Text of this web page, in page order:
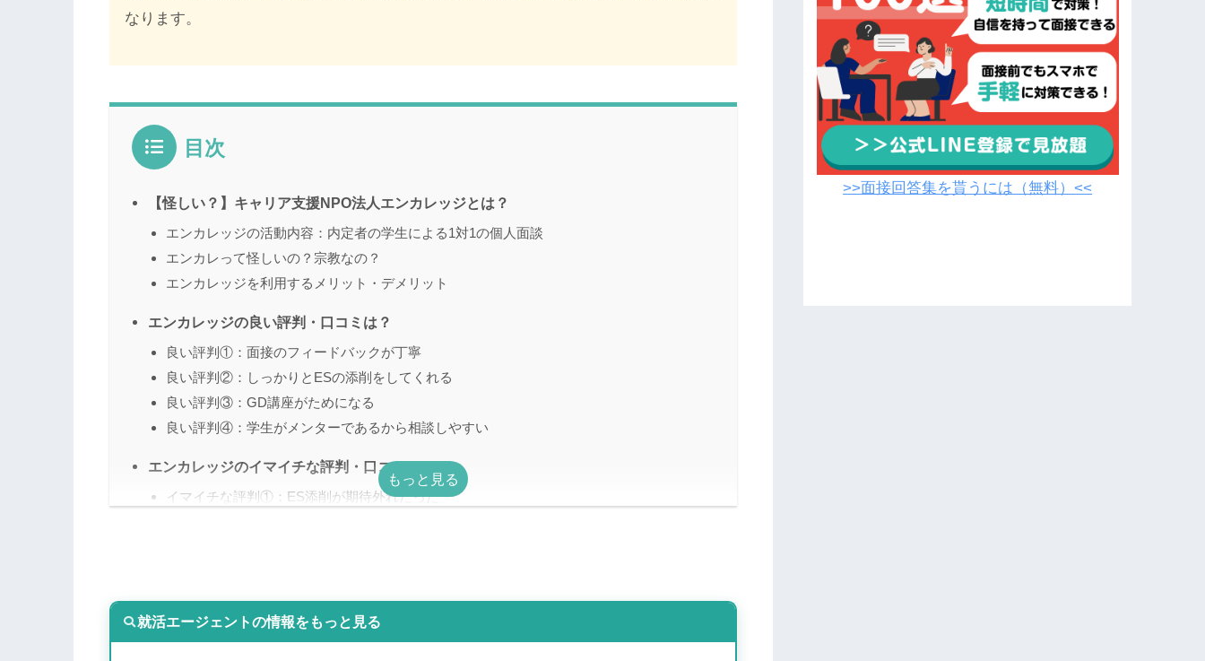
なります。
目次
【怪しい？】キャリア支援NPO法人エンカレッジとは？
エンカレッジの活動内容：内定者の学生による1対1の個人面談
エンカレって怪しいの？宗教なの？
エンカレッジを利用するメリット・デメリット
エンカレッジの良い評判・口コミは？
良い評判①：面接のフィードバックが丁寧
良い評判②：しっかりとESの添削をしてくれる
良い評判③：GD講座がためになる
良い評判④：学生がメンターであるから相談しやすい
エンカレッジのイマイチな評判・口コミは？
イマイチな評判①：ES添削が期待外れだった
イマイチな評判⑥：メールと電話がしつこい
就活エージェントの情報をもっと見る
>>面接回答集を貰うには（無料）<<